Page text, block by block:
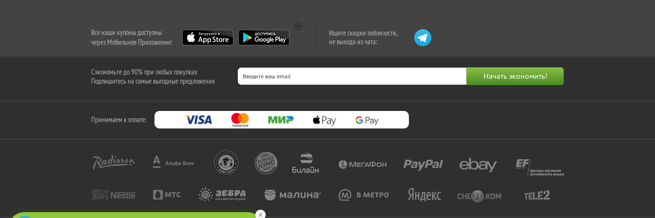
Все наши купоны доступны
через Мобильное Приложение:
Ищите скидки поблизости,
не выходя из чата:
Сэкономьте до 90% при любых покупках
Подпишитесь на самые выгодные предложения
Принимаем к оплате: